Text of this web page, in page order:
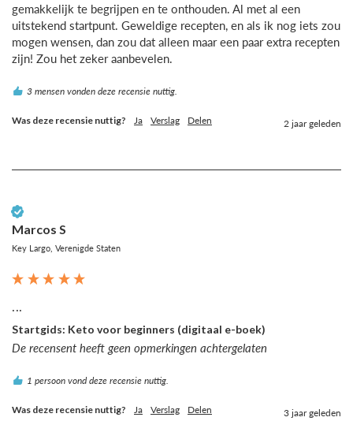
gemakkelijk te begrijpen en te onthouden. Al met al een
uitstekend startpunt. Geweldige recepten, en als ik nog iets zou
mogen wensen, dan zou dat alleen maar een paar extra recepten
zijn! Zou het zeker aanbevelen.
3 mensen vonden deze recensie nuttig.
Was deze recensie nuttig? Ja Verslag Delen 2 jaar geleden
Marcos S
Key Largo, Verenigde Staten
Startgids: Keto voor beginners (digitaal e-boek)
De recensent heeft geen opmerkingen achtergelaten
1 persoon vond deze recensie nuttig.
Was deze recensie nuttig? Ja Verslag Delen 3 jaar geleden